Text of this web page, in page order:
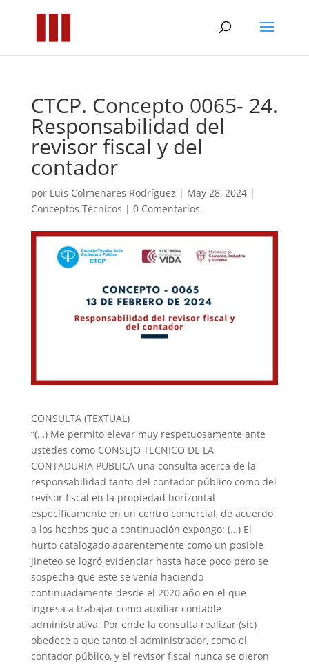
CTCP. Concepto 0065- 24.
Responsabilidad del
revisor fiscal y del
contador
por Luis Colmenares Rodríguez | May 28, 2024|
Conceptos Técnicos | 0 Comentarios
CONSULTA (TEXTUAL)
“(…) Me permito elevar muy respetuosamente ante
ustedes como CONSEJO TECNICO DE LA
CONTADURIA PUBLICA una consulta acerca de la
responsabilidad tanto del contador público como del
revisor fiscal en la propiedad horizontal
específicamente en un centro comercial, de acuerdo
a los hechos que a continuación expongo: (…) El
hurto catalogado aparentemente como un posible
jineteo se logró evidenciar hasta hace poco pero se
sospecha que este se venía haciendo
continuadamente desde el 2020 año en el que
ingresa a trabajar como auxiliar contable
administrativa. Por ende la consulta realizar (sic)
obedece a que tanto el administrador, como el
contador público, y el revisor fiscal nunca se dieron